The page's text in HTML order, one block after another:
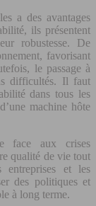
a des avantages
ils présentent
robustesse. De
favorisant
le passage à
difficultés. Il faut
dans tous les
machine hôte
face aux crises
qualité de vie tout
entreprises et les
des politiques et
à long terme.